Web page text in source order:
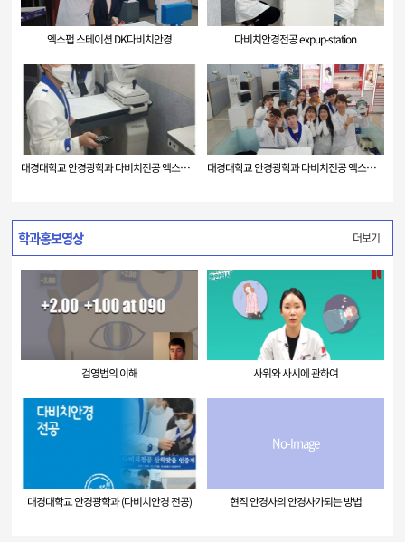
엑스펍 스테이션 DK다비치안경 다비치안경전공 expup-station
대경대학교 안경광학과 다비치전공 엑스펍 스테이… 대경대학교 안경광학과 다비치전공 엑스펍 스테이…
학과홍보영상
검영법의 이해 사위와 사시에 관하여
대경대학교 안경광학과 (다비치안경 전공)
No-Image
현직 안경사의 안경사가되는 방법
더보기